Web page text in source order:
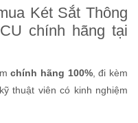
Két Sắt Thông
chính hãng tại
chính hãng 100%, đi kèm
thuật viên có kinh nghiệm